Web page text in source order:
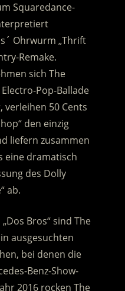
Squaredance-
Ohrwurm „Thrift
Remake.
sich The
Pop-Ballade
verleihen 50 Cents
den einzig
liefern zusammen
eine dramatisch
des Dolly
ab.
Bros“ sind The
ausgesuchten
bei denen die
Benz-Show-
2016 rocken The